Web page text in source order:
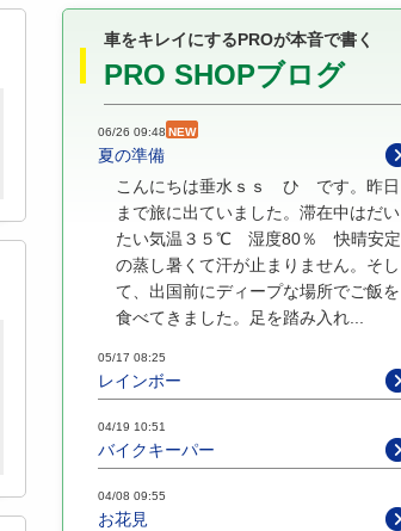
車をキレイにするPROが本音で書く
PRO SHOPブログ
06/26 09:48 NEW
夏の準備
こんにちは垂水ｓｓ ひ です。昨日
まで旅に出ていました。滞在中はだい
たい気温３５℃ 湿度80％ 快晴安定
の蒸し暑くて汗が止まりません。そし
て、出国前にディープな場所でご飯を
食べてきました。足を踏み入れ...
05/17 08:25
レインボー
04/19 10:51
バイクキーパー
04/08 09:55
お花見